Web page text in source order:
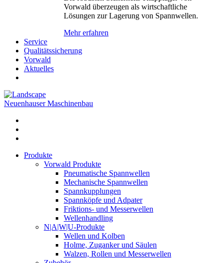
Vorwald überzeugen als wirtschaftliche
Lösungen zur Lagerung von Spannwellen.
Mehr erfahren
Service
Qualitätssicherung
Vorwald
Aktuelles
Neuenhauser Maschinenbau
Produkte
Vorwald Produkte
Pneumatische Spannwellen
Mechanische Spannwellen
Spannkupplungen
Spannköpfe und Adpater
Friktions- und Messerwellen
Wellenhandling
N|A|W|U-Produkte
Wellen und Kolben
Holme, Zuganker und Säulen
Walzen, Rollen und Messerwellen